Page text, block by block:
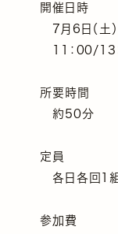
開催日時
7月6日（土）
11：00/13
所要時間
約50分
定員
各日各回1組
参加費